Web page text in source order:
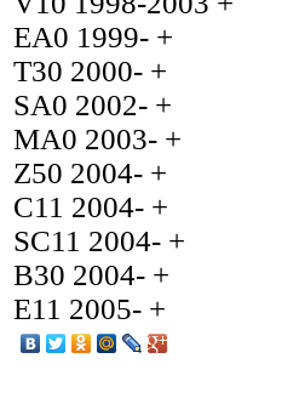
EA0 1999- +
T30 2000- +
SA0 2002- +
MA0 2003- +
Z50 2004- +
C11 2004- +
SC11 2004- +
B30 2004- +
E11 2005- +